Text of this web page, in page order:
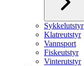
Sykkelutstyr
Klatreutstyr
Vannsport
Fiskeutstyr
Vinterutstyr